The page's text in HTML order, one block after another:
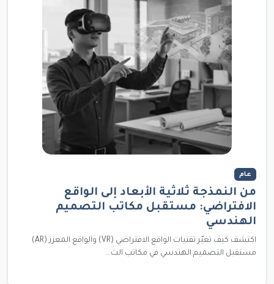
عام
من النمذجة ثلاثية الأبعاد إلى الواقع
الافتراضي: مستقبل مكاتب التصميم
الهندسي
اكتشف كيف تغيّر تقنيات الواقع الافتراضي (VR) والواقع المعزز (AR)
مستقبل التصميم الهندسي في مكاتب الت...